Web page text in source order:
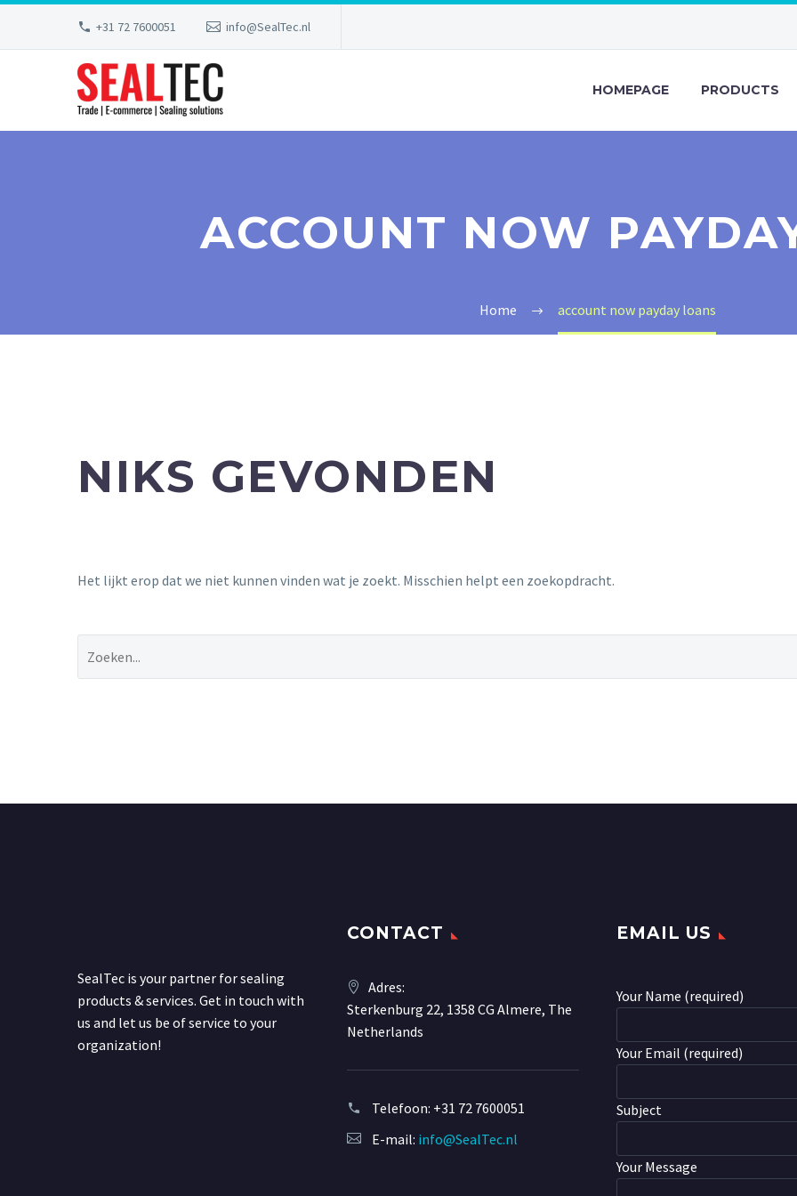
+31 72 7600051 info@SealTec.nl
HOMEPAGE PRODUCTS
ACCOUNT NOW
Home account now payday loans
NIKS GEVONDEN
Het lijkt erop dat we niet kunnen vinden wat je zoekt. Misschien helpt een zoekopdracht.
SealTec is your partner for sealing
products & services. Get in touch with
us and let us be of service to your
organization!
CONTACT
Adres:
Sterkenburg 22, 1358 CG Almere, The
Netherlands
Telefoon: +31 72 7600051
E-mail: info@SealTec.nl
EMAIL US
Your Name (required)
Your Email (required)
Subject
Your Message